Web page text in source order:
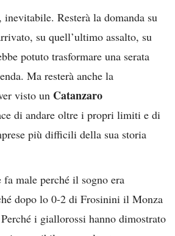
Resterà la domanda su
su quell’ultimo assalto, su
potuto trasformare una serata
Ma resterà anche la
visto un Catanzaro
di andare oltre i propri limiti e di
più difficili della sua storia
male perché il sogno era
dopo lo 0-2 di Frosinini il Monza
i giallorossi hanno dimostrato